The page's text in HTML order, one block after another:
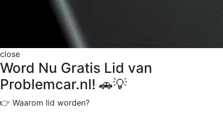
close
Word Nu Gratis Lid van
Problemcar.nl! 🚗💡
👉 Waarom lid worden?